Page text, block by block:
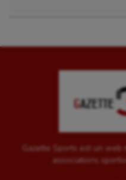
Gazette Sports est un
associations